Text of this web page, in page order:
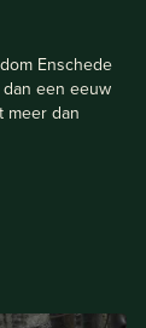
Enschede
een eeuw
meer dan